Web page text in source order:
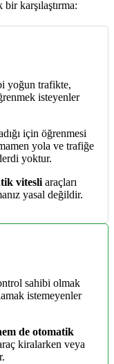
bir karşılaştırma:
yoğun trafikte,
isteyenler
için öğrenmesi
yola ve trafiğe
yoktur.
vitesliaraçları
yasal değildir.
sahibi olmak
istemeyenler
de otomatik
kiralarken veya